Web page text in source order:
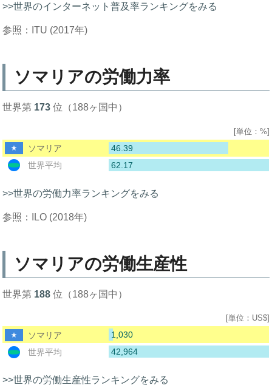
>>世界のインターネット普及率ランキングをみる
参照：ITU (2017年)
ソマリアの労働力率
世界第 173 位（188ヶ国中）
[単位：%]
ソマリア
46.39
世界平均
62.17
>>世界の労働力率ランキングをみる
参照：ILO (2018年)
ソマリアの労働生産性
世界第 188 位（188ヶ国中）
[単位：US$]
ソマリア
1,030
世界平均
42,964
>>世界の労働生産性ランキングをみる